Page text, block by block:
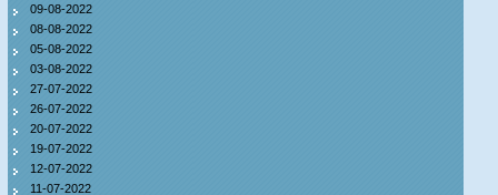
09-08-2022
08-08-2022
05-08-2022
03-08-2022
27-07-2022
26-07-2022
20-07-2022
19-07-2022
12-07-2022
11-07-2022